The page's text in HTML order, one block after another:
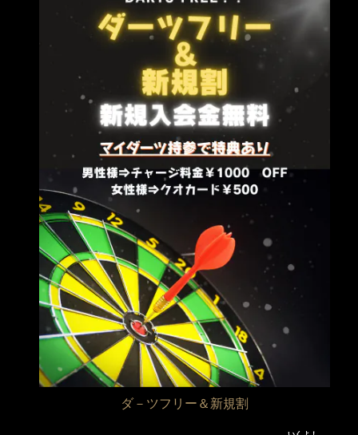
ダ－ツフリー＆新規割